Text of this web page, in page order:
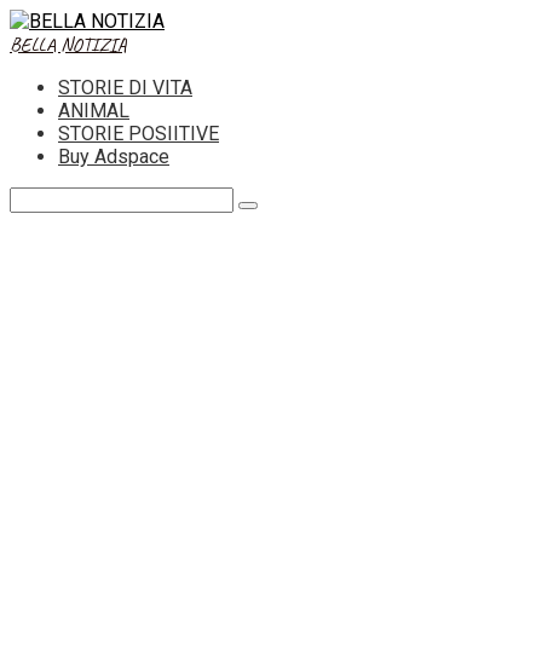
Skip
to
BELLA NOTIZIA
STORIE DI VITA
ANIMAL
STORIE POSIITIVE
Buy Adspace